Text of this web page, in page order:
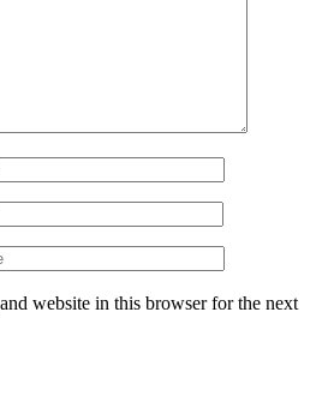
website in this browser for the next